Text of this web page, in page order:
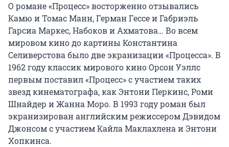
О романе «Процесс» восторженно отзывались
Камю и Томас Манн, Герман Гессе и Габриэль
Гарсиа Маркес, Набоков и Ахматова… Во всем
мировом кино до картины Константина
Селиверстова было две экранизации «Процесса». В
1962 году классик мирового кино Орсон Уэллс
первым поставил «Процесс» с участием таких
звезд кинематографа, как Энтони Перкинс, Роми
Шнайдер и Жанна Моро. В 1993 году роман был
экранизирован английским режиссером Дэвидом
Джонсом с участием Кайла Маклахлена и Энтони
Хопкинса.